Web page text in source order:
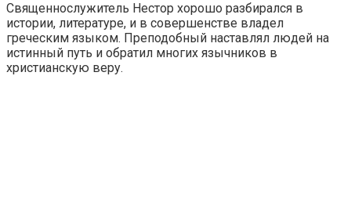
Священнослужитель Нестор хорошо разбирался в
истории, литературе, и в совершенстве владел
греческим языком. Преподобный наставлял людей на
истинный путь и обратил многих язычников в
христианскую веру.